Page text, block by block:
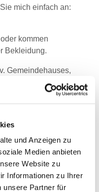
und Anzeigen zu
Medien anbieten
Website zu
Informationen zu Ihrer
unsere Partner für
mich einfach an:
kommen
Bekleidung.
Gemeindehauses,